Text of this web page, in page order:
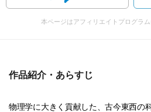
本ページはアフィリエイトプログラ
作品紹介・あらすじ
物理学に大きく貢献した、古今東西の